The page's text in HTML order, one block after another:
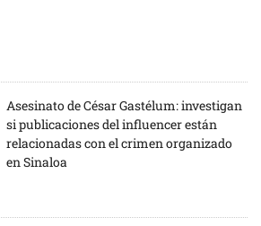
Asesinato de César Gastélum: investigan
si publicaciones del influencer están
relacionadas con el crimen organizado
en Sinaloa